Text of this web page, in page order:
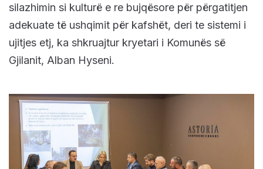
silazhimin si kulturë e re bujqësore për përgatitjen
adekuate të ushqimit për kafshët, deri te sistemi i
ujitjes etj, ka shkruajtur kryetari i Komunës së
Gjilanit, Alban Hyseni.